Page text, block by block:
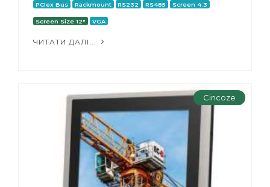
PCIex Bus Rackmount RS232 RS485 Screen 4:3
Screen Size 12" VGA
ЧИТАТИ ДАЛІ...
Cincoze